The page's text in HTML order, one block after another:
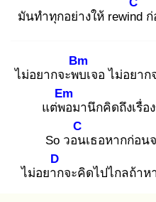
มันทำทุกอย่างให้ rewindก่
ไม่อยากจะพบ
Bm
เจอ ไม่อยา
แต่พอ
Em
มานึกคิดถึงเรื่อ
So วอน
C
เธอหากก่อน
ไม่อยาก
D
จะคิดไปไกลถ้าห